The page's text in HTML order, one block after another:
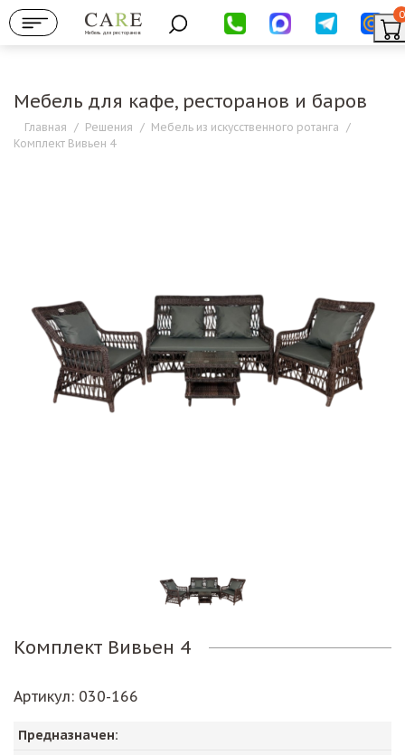
Мебель для ресторанов
0
Мебель для кафе, ресторанов и баров
Главная / Решения / Мебель из искусственного ротанга /
Комплект Вивьен 4
Комплект Вивьен 4
Артикул: 030-166
Предназначен: